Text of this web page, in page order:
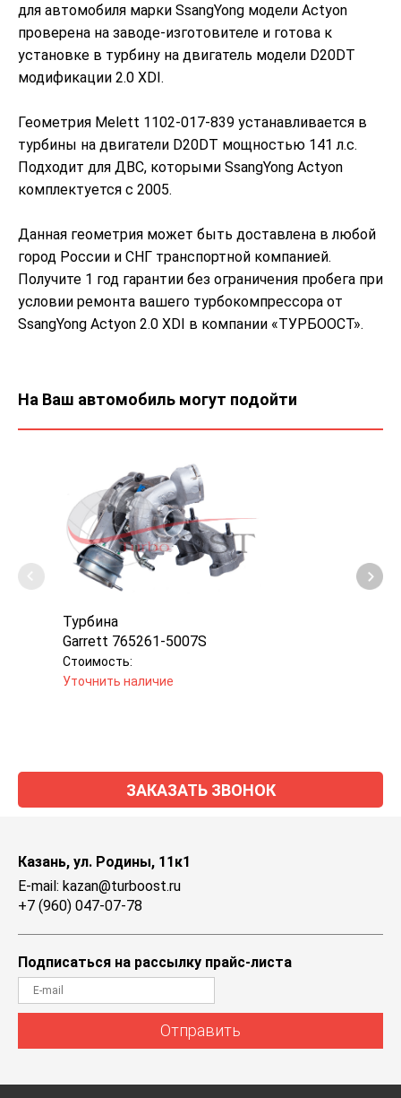
для автомобиля марки SsangYong модели Actyon
проверена на заводе-изготовителе и готова к
установке в турбину на двигатель модели D20DT
модификации 2.0 XDI.
Геометрия Melett 1102-017-839 устанавливается в
турбины на двигатели D20DT мощностью 141 л.с.
Подходит для ДВС, которыми SsangYong Actyon
комплектуется с 2005.
Данная геометрия может быть доставлена в любой
город России и СНГ транспортной компанией.
Получите 1 год гарантии без ограничения пробега при
условии ремонта вашего турбокомпрессора от
SsangYong Actyon 2.0 XDI в компании «ТУРБООСТ».
На Ваш автомобиль могут подойти
Турбина
Garrett 765261-5007S
Стоимость:
Уточнить наличие
ЗАКАЗАТЬ ЗВОНОК
Казань, ул. Родины, 11к1
E-mail: kazan@turboost.ru
+7 (960) 047-07-78
Подписаться на рассылку прайс-листа
Отправить